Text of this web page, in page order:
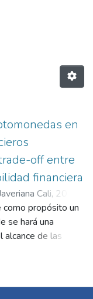
"Amado
en
off entre
financiera
Cali, 2021
;Amado
Alejandro,
propósito un
se hará una
alcance de las
financieros